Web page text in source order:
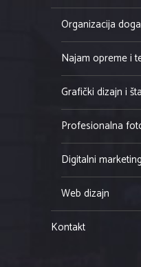
Organizacija
Najam opreme i
Grafički dizajn i
Profesionalna
Digitalni marketing
Web dizajn
Kontakt